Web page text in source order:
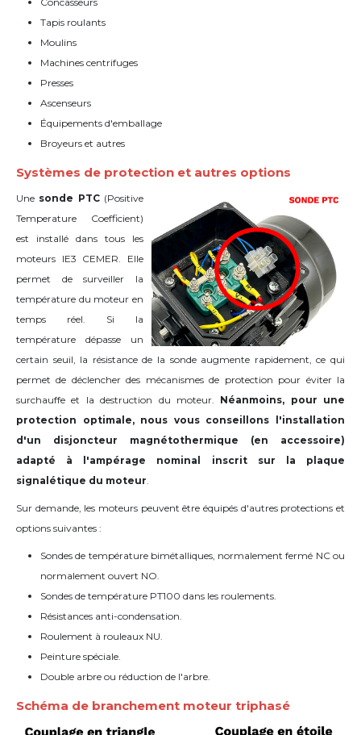
Tapis roulants
Moulins
Machines centrifuges
Presses
Ascenseurs
Équipements d'emballage
Broyeurs et autres
Systèmes de protection et autres options
Une sonde PTC(Positive
Temperature Coefficient)
est installé dans tous les
moteurs IE3 CEMER. Elle
permet de surveiller la
température du moteur en
temps réel. Si la
température dépasse un
certain seuil, la résistance de la sonde augmente rapidement, ce qui
permet de déclencher des mécanismes de protection pour éviter la
surchauffe et la destruction du moteur. Néanmoins, pour une
protection optimale, nous vous conseillons l'installation
d'un disjoncteur magnétothermique (en accessoire)
adapté à l'ampérage nominal inscrit sur la plaque
signalétique du moteur.
Sur demande, les moteurs peuvent être équipés d'autres protections et
options suivantes :
Sondes de température bimétalliques, normalement fermé NC ou
normalement ouvert NO.
Sondes de température PT100 dans les roulements.
Résistances anti-condensation.
Roulement à rouleaux NU.
Peinture spéciale.
Double arbre ou réduction de l'arbre.
Schéma de branchement moteur triphasé